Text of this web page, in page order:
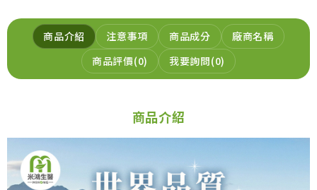
元氣穀力-五穀粉_加購
NT$299 NT$299
加入購物車
商品介紹 注意事項 商品成分
廠商名稱
商品評價 0 我要詢問 0
商品介紹